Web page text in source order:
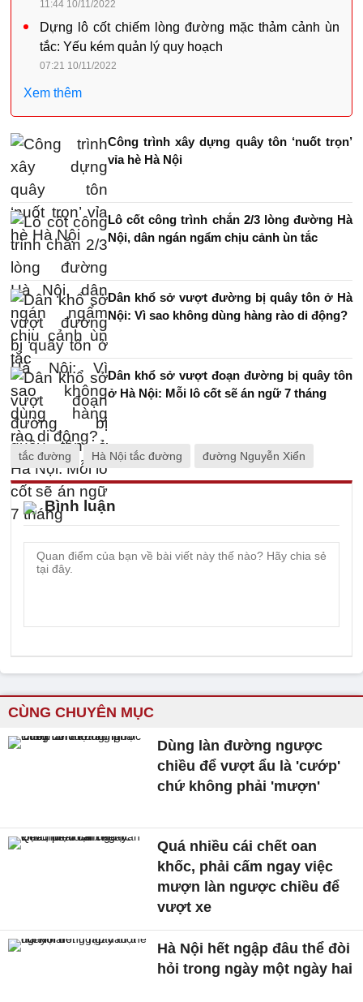
11:44 10/11/2022
Dựng lô cốt chiếm lòng đường mặc thảm cảnh ùn
tắc: Yếu kém quản lý quy hoạch
07:21 10/11/2022
Xem thêm
Công trình xây dựng quây tôn ‘nuốt trọn’
vỉa hè Hà Nội
Lô cốt công trình chắn 2/3 lòng đường Hà
Nội, dân ngán ngẩm chịu cảnh ùn tắc
Dân khổ sở vượt đường bị quây tôn ở Hà
Nội: Vì sao không dùng hàng rào di động?
Dân khổ sở vượt đoạn đường bị quây tôn
ở Hà Nội: Mỗi lô cốt sẽ án ngữ 7 tháng
tắc đường Hà Nội tắc đường đường Nguyễn Xiển
Bình luận
CÙNG CHUYÊN MỤC
Dùng làn đường ngược
chiều để vượt ẩu là 'cướp'
chứ không phải 'mượn'
Quá nhiều cái chết oan
khốc, phải cấm ngay việc
mượn làn ngược chiều để
vượt xe
Hà Nội hết ngập đâu thể đòi
hỏi trong ngày một ngày hai